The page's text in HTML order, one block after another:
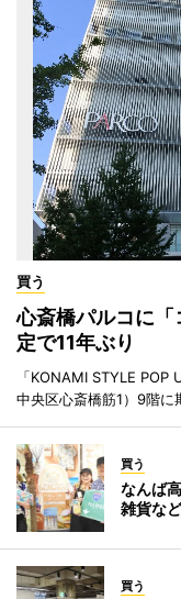
買う
心斎橋パルコに
定で11年ぶり
「KONAMI STYLE POP
中央区心斎橋筋1）9階に
買う
なんば
雑貨な
買う